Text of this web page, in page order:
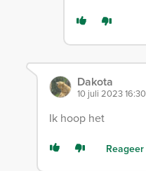
Dakota
10 juli 2023 16:30
Ik hoop het
Reageer